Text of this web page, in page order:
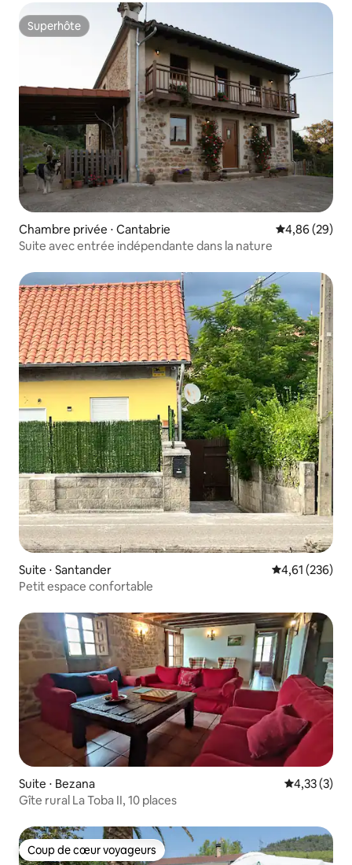
Superhôte
Superhôte
Chambre privée ⋅ Cantabrie Évaluation
4,86 (29)
Suite avec entrée indépendante dans la nature
Suite ⋅ Santander Évaluation
4,61 (236)
Petit espace confortable
Suite ⋅ Bezana Évaluation
4,33 (3)
Gîte rural La Toba II, 10 places
Coup de cœur voyageurs
Coup de cœur voyageurs